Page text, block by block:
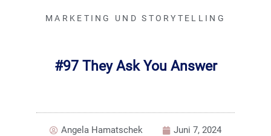
MARKETING UND STORYTELLING
#97 They Ask You Answer
Angela Hamatschek
Juni 7, 2024